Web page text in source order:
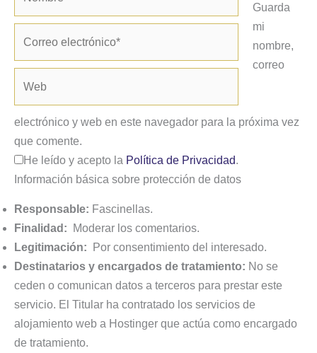
Guarda
mi
nombre,
correo
electrónico y web en este navegador para la próxima vez
que comente.
He leído y acepto la Política de Privacidad.
Información básica sobre protección de datos
Responsable: Fascinellas.
Finalidad: Moderar los comentarios.
Legitimación: Por consentimiento del interesado.
Destinatarios y encargados de tratamiento: No se
ceden o comunican datos a terceros para prestar este
servicio. El Titular ha contratado los servicios de
alojamiento web a Hostinger que actúa como encargado
de tratamiento.